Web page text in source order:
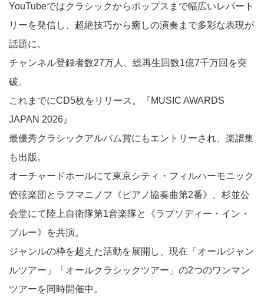
YouTubeではクラシックからポップスまで幅広いレパート
リーを発信し、超絶技巧から癒しの演奏まで多彩な表現が
話題に。
チャンネル登録者数27万人、総再生回数1億7千万回を突
破。
これまでにCD5枚をリリース。『MUSIC AWARDS
JAPAN 2026』
最優秀クラシックアルバム賞にもエントリーされ、楽譜集
も出版。
オーチャードホールにて東京シティ・フィルハーモニック
管弦楽団とラフマニノフ《ピアノ協奏曲第2番》、杉並公
会堂にて陸上自衛隊第1音楽隊と《ラプソディー・イン・
ブルー》を共演。
ジャンルの枠を超えた活動を展開し、現在「オールジャン
ルツアー」「オールクラシックツアー」の2つのワンマン
ツアーを同時開催中。